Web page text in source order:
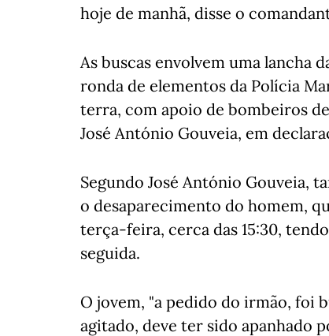
hoje de manhã, disse o
As buscas envolvem uma lancha
ronda de elementos da Polícia
terra, com apoio de bombeiros
José António Gouveia, em
Segundo José António Gouveia,
o desaparecimento do homem,
terça-feira, cerca das 15:30,
seguida.
O jovem, "a pedido do irmão, foi
agitado, deve ter sido apanhado